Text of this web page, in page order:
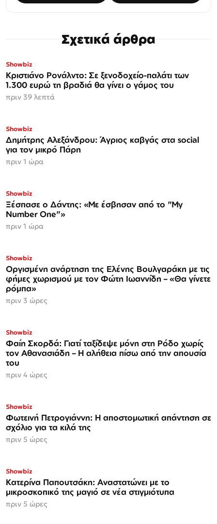
Σχετικά άρθρα
Showbiz
Κριστιάνο Ρονάλντο: Σε ξενοδοχείο-παλάτι των
1.300 ευρώ τη βραδιά θα γίνει ο γάμος του
πριν 39 λεπτά
Showbiz
Δημήτρης Αλεξάνδρου: Άγριος καβγάς στα social
για τον μικρό Πάρη
πριν 1 ώρα
Showbiz
Ξέσπασε ο Δάντης: «Με έσβησαν από το "My
Number One"»
πριν 1 ώρα
Showbiz
Οργισμένη ανάρτηση της Ελένης Βουλγαράκη με τις
φήμες χωρισμού με τον Φώτη Ιωαννίδη – «Θα γίνετε
ρόμπα»
πριν 3 ώρες
Showbiz
Φαίη Σκορδά: Γιατί ταξίδεψε μόνη στη Ρόδο χωρίς
τον Αθανασιάδη – Η αλήθεια πίσω από την απουσία
του
πριν 4 ώρες
Showbiz
Φωτεινή Πετρογιάννη: Η αποστομωτική απάντηση σε
σχόλιο για τα κιλά της
πριν 5 ώρες
Showbiz
Κατερίνα Παπουτσάκη: Αναστατώνει με το
μικροσκοπικό της μαγιό σε νέα στιγμιότυπα
πριν 5 ώρες